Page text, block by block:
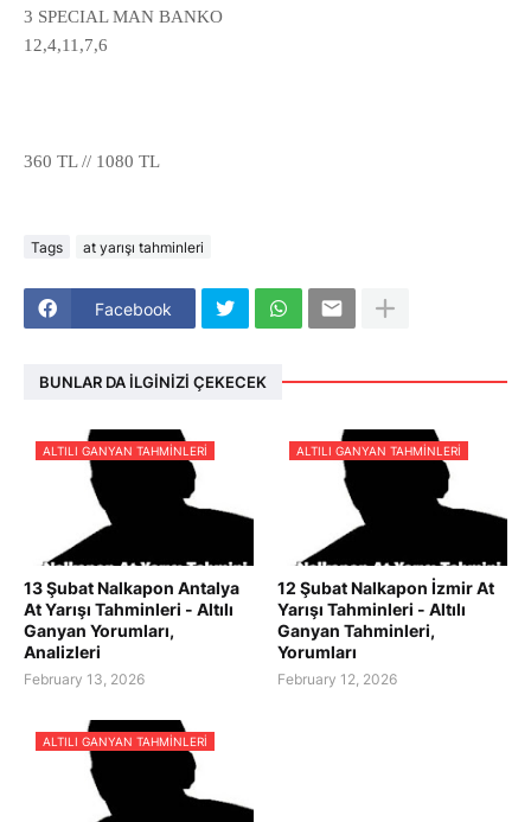
3 SPECIAL MAN BANKO
12,4,11,7,6
360 TL // 1080 TL
Tags at yarışı tahminleri
Facebook
BUNLAR DA İLGINIZI ÇEKECEK
ALTILI GANYAN TAHMINLERI
13 Şubat Nalkapon Antalya
At Yarışı Tahminleri - Altılı
Ganyan Yorumları,
Analizleri
February 13, 2026
ALTILI GANYAN TAHMINLERI
12 Şubat Nalkapon İzmir At
Yarışı Tahminleri - Altılı
Ganyan Tahminleri,
Yorumları
February 12, 2026
ALTILI GANYAN TAHMINLERI